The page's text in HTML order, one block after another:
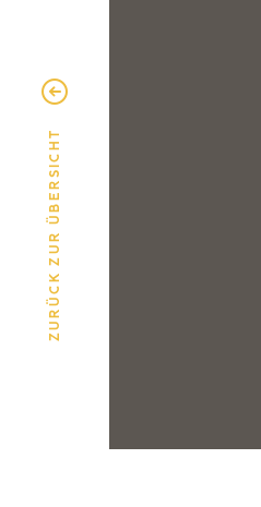
ZURÜCK ZUR ÜBERSICHT